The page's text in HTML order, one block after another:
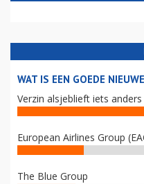
WAT IS EEN GOEDE
Verzin alsjeblieft iets anders
European Airlines Group
The Blue Group